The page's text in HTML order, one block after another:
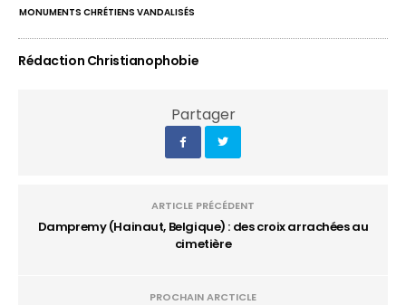
MONUMENTS CHRÉTIENS VANDALISÉS
Rédaction Christianophobie
Partager
ARTICLE PRÉCÉDENT
Dampremy (Hainaut, Belgique) : des croix arrachées au
cimetière
PROCHAIN ARCTICLE